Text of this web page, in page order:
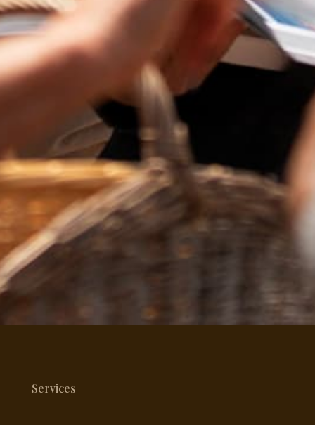
Services